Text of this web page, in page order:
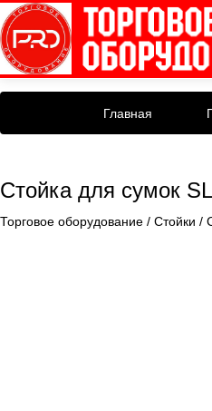
Главная
Стойка для сумок
Торговое оборудование / Стойки /